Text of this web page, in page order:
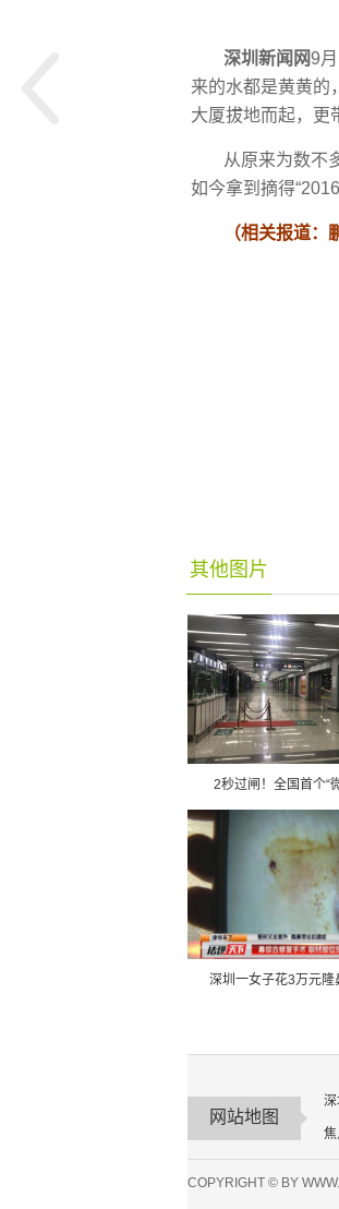
深圳新闻网9
来的水都是黄黄的
大厦拔地而起，更
从原来为数不
如今拿到摘得
（相关报道：
其他图片
2秒过闸！全国首个“
深圳一女子花3万元隆
网站地图
深
焦
COPYRIGHT © BY